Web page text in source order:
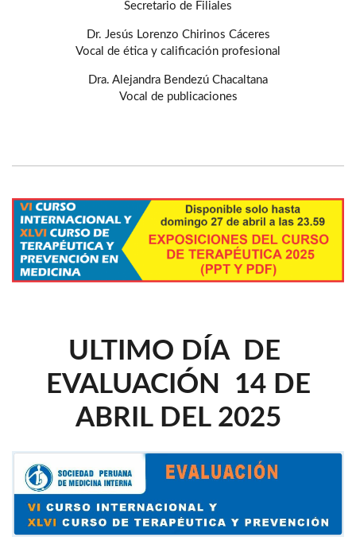
Secretario de Filiales
Dr. Jesús Lorenzo Chirinos Cáceres
Vocal de ética y calificación profesional
Dra. Alejandra Bendezú Chacaltana
Vocal de publicaciones
ULTIMO DÍA DE
EVALUACIÓN 14 DE
ABRIL DEL 2025